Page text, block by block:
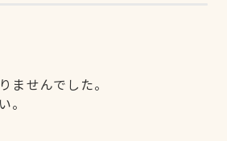
せんでした。
。